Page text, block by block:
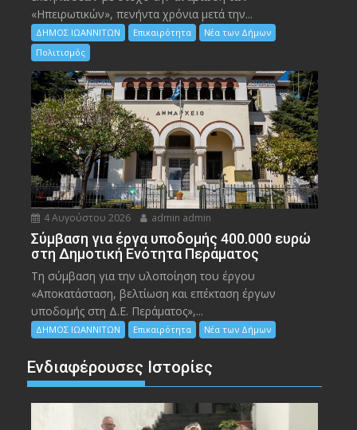
«Ηπειρωτικών», πενήντα χρόνια μετά την...
ΔΗΜΟΣ ΙΩΑΝΝΙΤΩΝ Επικαιρότητα
Νέα των Δήμων
Πολιτισμός
4 Αυγούστου 2026 admin admin
Σύμβαση για έργα υποδομής 400.000 ευρώ
στη Δημοτική Ενότητα Περάματος
Τη σύμβαση για την υλοποίηση του έργου
«Αποκατάσταση, βελτίωση και επέκταση έργων
υποδομής στη Δ.Ε. Περάματος»,...
ΔΗΜΟΣ ΙΩΑΝΝΙΤΩΝ Επικαιρότητα Νέα των Δήμων
Ενδιαφέρουσες Ιστορίες